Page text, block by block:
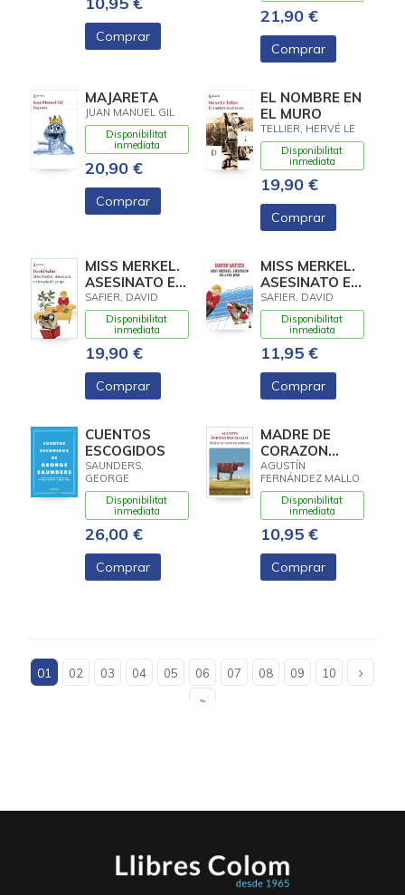
Comprar
21,90 €
Comprar
MAJARETA
JUAN MANUEL GIL
Disponibilitat
inmediata
20,90 €
Comprar
EL NOMBRE EN
EL MURO
TELLIER, HERVÉ LE
Disponibilitat
inmediata
19,90 €
Comprar
MISS MERKEL.
ASESINATO EN
TERAPIA DE
GRUPO
SAFIER, DAVID
Disponibilitat
inmediata
19,90 €
Comprar
MISS MERKEL.
ASESINATO EN
ALTA MAR
SAFIER, DAVID
Disponibilitat
inmediata
11,95 €
Comprar
CUENTOS
ESCOGIDOS
SAUNDERS,
GEORGE
Disponibilitat
inmediata
26,00 €
Comprar
MADRE DE
CORAZON
ATOMICO
AGUSTÍN
FERNÁNDEZ MALLO
Disponibilitat
inmediata
10,95 €
Comprar
01 02 03 04 05 06 07 08 09 10